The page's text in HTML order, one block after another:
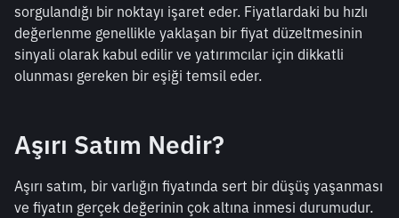
sorgulandığı bir noktayı işaret eder. Fiyatlardaki bu hızlı
değerlenme genellikle yaklaşan bir fiyat düzeltmesinin
sinyali olarak kabul edilir ve yatırımcılar için dikkatli
olunması gereken bir eşiği temsil eder.
Aşırı Satım Nedir?
Aşırı satım, bir varlığın fiyatında sert bir düşüş yaşanması
ve fiyatın gerçek değerinin çok altına inmesi durumudur.